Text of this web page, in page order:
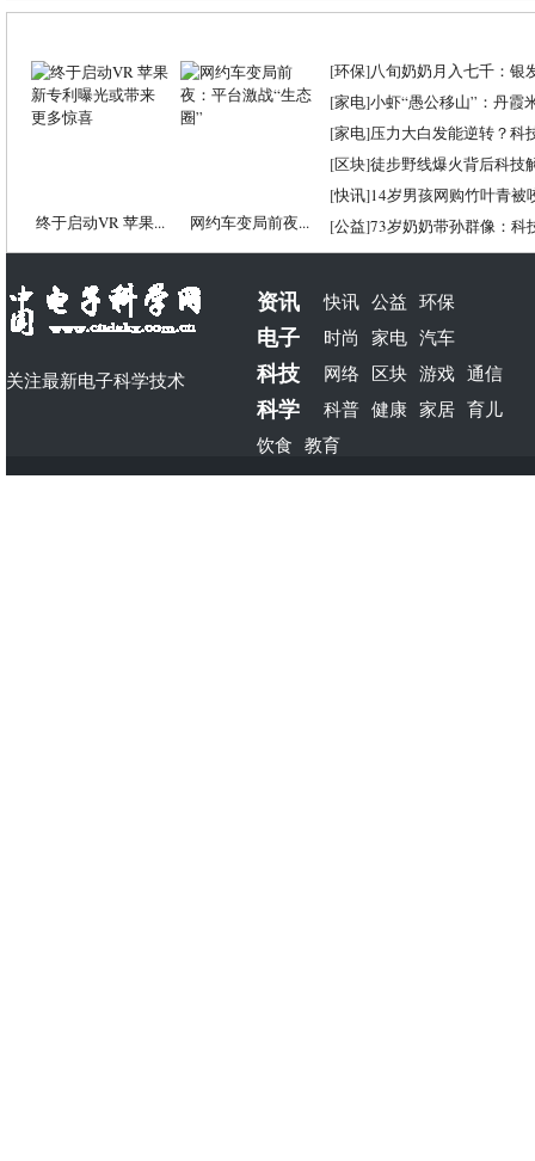
终于启动VR 苹果... 网约车变局前夜...
[环保]八旬奶奶月入七千：银
[家电]小虾“愚公移山”：丹霞
[家电]压力大白发能逆转？科
[区块]徒步野线爆火背后科技
[快讯]14岁男孩网购竹叶青被
[公益]73岁奶奶带孙群像：科
关注最新电子科学技术
资讯 快讯 公益 环保
电子 时尚 家电 汽车
科技 网络 区块 游戏 通信
科学 科普 健康 家居 育儿
饮食 教育